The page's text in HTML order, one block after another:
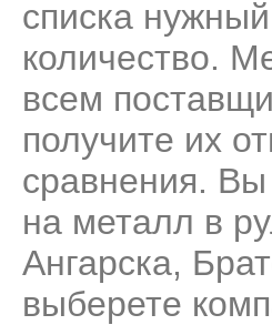
списка
количество.
всем
получите их
сравнения.
на металл в
Ангарска,
выберете